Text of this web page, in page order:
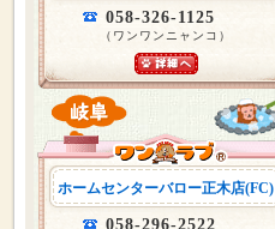
058-326-1125
（ワンワンニャンコ）
ホームセンターバロー正木店(FC)
058-296-2522